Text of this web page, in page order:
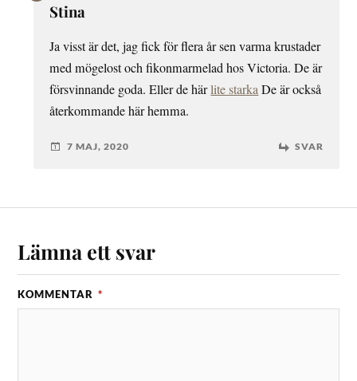
Stina
Ja visst är det, jag fick för flera år sen varma krustader
med mögelost och fikonmarmelad hos Victoria. De är
försvinnande goda. Eller de härlite starkaDe är också
återkommande här hemma.
7 MAJ, 2020 SVAR
Lämna ett svar
KOMMENTAR *